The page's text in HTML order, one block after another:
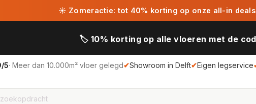
☀ Zomeractie: tot 40% korting op onze all-in
🏷️ 10% korting op alle vloeren met de
5· Meer dan 10.000m² vloer gelegd✔Showroom in Delft✔Eigen legservice